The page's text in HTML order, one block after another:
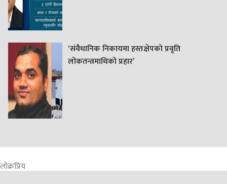
‘संवैधानिक निकायमा हस्तक्षेपको प्रवृति
लोकतन्त्रमाथिको प्रहार’
लोक्रप्रिय